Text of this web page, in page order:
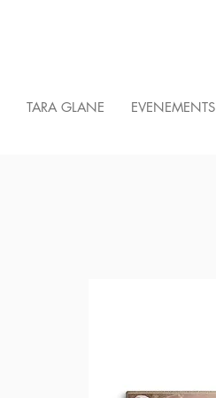
TARA GLANE EVENEMENTS